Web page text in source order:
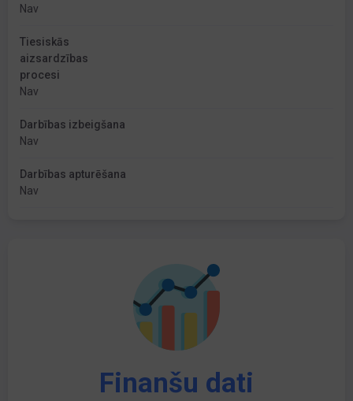
Nav
Tiesiskās
aizsardzības
procesi
Nav
Darbības izbeigšana
Nav
Darbības apturēšana
Nav
Finanšu dati